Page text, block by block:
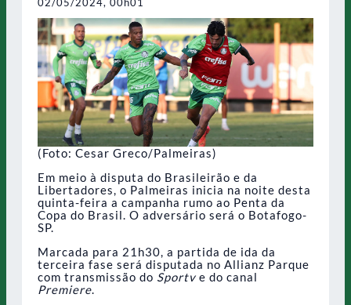
(Foto: Cesar Greco/Palmeiras)
Em meio à disputa do Brasileirão e da
Libertadores, o Palmeiras inicia na noite desta
quinta-feira a campanha rumo ao Penta da
Copa do Brasil. O adversário será o Botafogo-
SP.
Marcada para 21h30, a partida de ida da
terceira fase será disputada no Allianz Parque
com transmissão do Sportv e do canal
Premiere.